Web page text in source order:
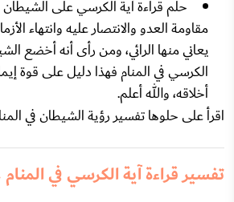
حلم قراءة آية الكرسي على
مقاومة العدو والانتصار عليه وانتهاء
يعاني منها الرائي، ومن رأى أنه أخضع
الكرسي في المنام فهذا دليل على قوة
أخلاقه، والله أعلم.
اقرأ على حلوها تفسير رؤية الشيطان في
تفسير قراءة آية الكرسي في